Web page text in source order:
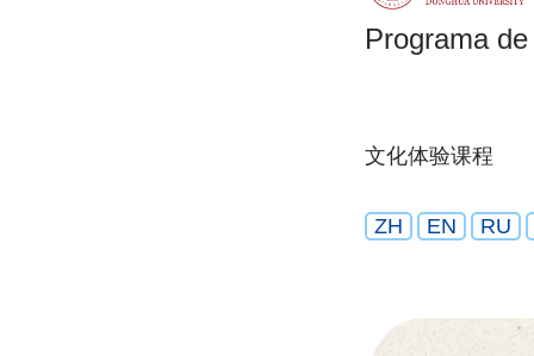
Programa
文化体验课程
ZH EN RU